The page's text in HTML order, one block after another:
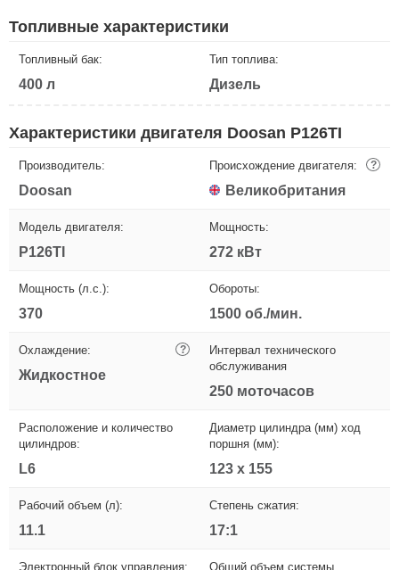
Топливные характеристики
Топливный бак:
400 л
Тип топлива:
Дизель
Характеристики двигателя Doosan P126TI
Производитель:
Doosan
Происхождение двигателя: ?
Великобритания
Модель двигателя:
P126TI
Мощность:
272 кВт
Мощность (л.с.):
370
Обороты:
1500 об./мин.
Охлаждение: ?
Жидкостное
Интервал технического
обслуживания
250 моточасов
Расположение и количество
цилиндров:
L6
Диаметр цилиндра (мм) ход
поршня (мм):
123 x 155
Рабочий объем (л):
11.1
Степень сжатия:
17:1
Электронный блок управления: Общий объем системы